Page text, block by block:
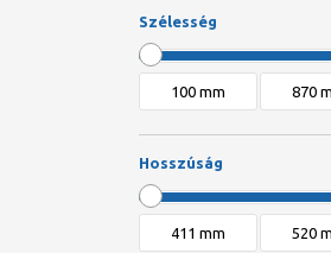
Szélesség
Hosszúság